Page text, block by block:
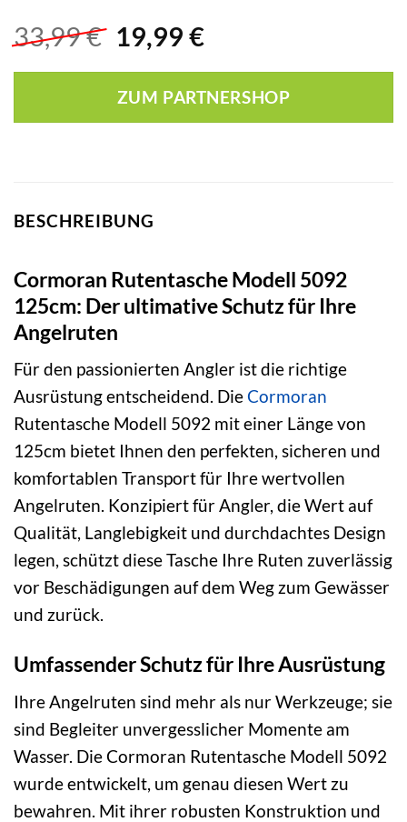
33,99€ Ursprünglicher
war:
33,99 €
19,99 €Aktueller
ist:
19,99 €.
ZUM PARTNERSHOP
BESCHREIBUNG
Cormoran Rutentasche Modell 5092
125cm: Der ultimative Schutz für Ihre
Angelruten
Für den passionierten Angler ist die richtige
Ausrüstung entscheidend. DieCormoran
Rutentasche Modell 5092 mit einer Länge von
125cm bietet Ihnen den perfekten, sicheren und
komfortablen Transport für Ihre wertvollen
Angelruten. Konzipiert für Angler, die Wert auf
Qualität, Langlebigkeit und durchdachtes Design
legen, schützt diese Tasche Ihre Ruten zuverlässig
vor Beschädigungen auf dem Weg zum Gewässer
und zurück.
Umfassender Schutz für Ihre Ausrüstung
Ihre Angelruten sind mehr als nur Werkzeuge; sie
sind Begleiter unvergesslicher Momente am
Wasser. Die Cormoran Rutentasche Modell 5092
wurde entwickelt, um genau diesen Wert zu
bewahren. Mit ihrer robusten Konstruktion und